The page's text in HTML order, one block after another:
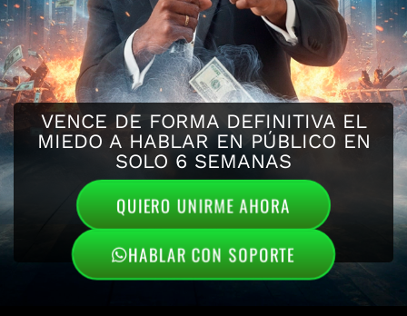
VENCE DE FORMA DEFINITIVA EL
MIEDO A HABLAR EN PÚBLICO EN
SOLO 6 SEMANAS
QUIERO UNIRME AHORA
HABLAR CON SOPORTE